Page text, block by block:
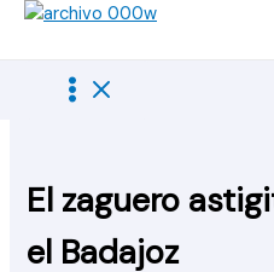
El zaguero
el Badajoz